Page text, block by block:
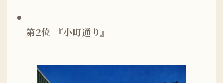
第2位 『小町通り』